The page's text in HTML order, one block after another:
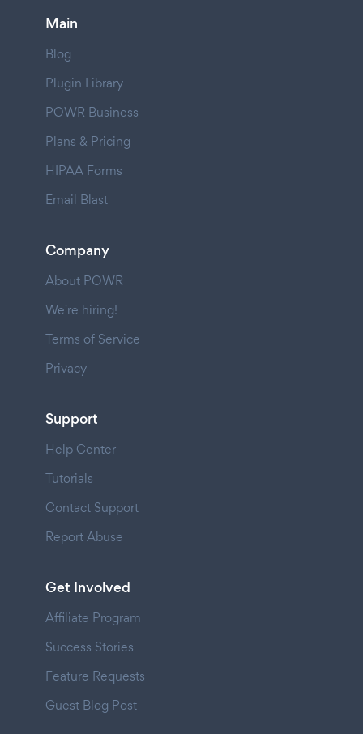
Main
Blog
Plugin Library
POWR Business
Plans & Pricing
HIPAA Forms
Email Blast
Company
About POWR
We're hiring!
Terms of Service
Privacy
Support
Help Center
Tutorials
Contact Support
Report Abuse
Get Involved
Affiliate Program
Success Stories
Feature Requests
Guest Blog Post